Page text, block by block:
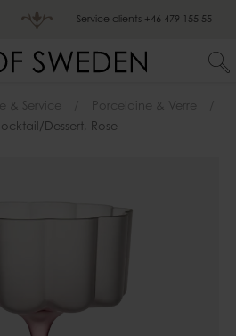
Service clients +46 479 155 55
& Service
Porcelaine & Verre
dessert, Rose